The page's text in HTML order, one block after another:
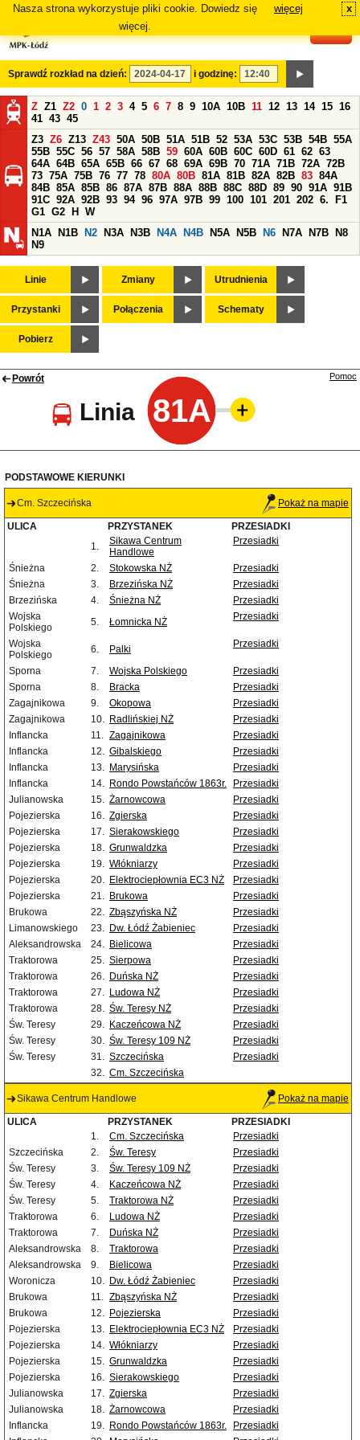
Nasza strona wykorzystuje pliki cookie. Dowiedz się
więcej.
więcej x
Sprawdź rozkład na dzień: i godzinę:
Z Z1 Z2 0 1 2 3 4 5 6 7 8 9 10A 10B 11 12 13 14 15 16
41 43 45
Z3 Z6 Z13 Z43 50A 50B 51A 51B 52 53A 53C 53B 54B 55A
55B 55C 56 57 58A 58B 59 60A 60B 60C 60D 61 62 63
64A 64B 65A 65B 66 67 68 69A 69B 70 71A 71B 72A 72B
73 75A 75B 76 77 78 80A 80B 81A 81B 82A 82B 83 84A
84B 85A 85B 86 87A 87B 88A 88B 88C 88D 89 90 91A 91B
91C 92A 92B 93 94 96 97A 97B 99 100 101 201 202 6.
F1
G1 G2 H
W
N1A
N1B N2 N3A N3B N4A N4B N5A N5B N6 N7A N7B
N8
N9
Linie Zmiany Utrudnienia
Przystanki Połączenia Schematy
Pobierz
Powrót
Linia 81A
Pomoc
PODSTAWOWE KIERUNKI
Cm. Szczecińska Pokaż na mapie
ULICA PRZYSTANEK
PRZESIADKI
1.
Sikawa Centrum
Handlowe
Przesiadki
Śnieżna 2. Stokowska NŻ
Przesiadki
Śnieżna
3. Brzezińska NŻ
Przesiadki
Brzezińska
4. Śnieżna NŻ
Przesiadki
Wojska
Polskiego
5. Łomnicka NŻ Przesiadki
Wojska
Polskiego
6. Palki Przesiadki
Sporna 7. Wojska Polskiego
Przesiadki
Sporna
8. Bracka
Przesiadki
Zagajnikowa
9. Okopowa
Przesiadki
Zagajnikowa
10. Radlińskiej NŻ
Przesiadki
Inflancka
11. Zagajnikowa
Przesiadki
Inflancka
12. Gibalskiego
Przesiadki
Inflancka
13. Marysińska
Przesiadki
Inflancka
14. Rondo Powstańców 1863r.
Przesiadki
Julianowska
15. Żarnowcowa
Przesiadki
Pojezierska
16. Zgierska
Przesiadki
Pojezierska
17. Sierakowskiego
Przesiadki
Pojezierska
18. Grunwaldzka
Przesiadki
Pojezierska
19. Włókniarzy
Przesiadki
Pojezierska
20. Elektrociepłownia EC3 NŻ
Przesiadki
Pojezierska
21. Brukowa
Przesiadki
Brukowa
22. Zbąszyńska NŻ
Przesiadki
Limanowskiego
23. Dw. Łódź Żabieniec
Przesiadki
Aleksandrowska
24. Bielicowa
Przesiadki
Traktorowa
25. Sierpowa
Przesiadki
Traktorowa
26. Duńska NŻ
Przesiadki
Traktorowa
27. Ludowa NŻ
Przesiadki
Traktorowa
28. Św. Teresy NŻ
Przesiadki
Św. Teresy
29. Kaczeńcowa NŻ
Przesiadki
Św. Teresy
30. Św. Teresy 109 NŻ
Przesiadki
Św. Teresy
31. Szczecińska
Przesiadki
32. Cm. Szczecińska
Sikawa Centrum Handlowe Pokaż na mapie
ULICA PRZYSTANEK
PRZESIADKI
1.
Cm. Szczecińska
Przesiadki
Szczecińska
2. Św. Teresy
Przesiadki
Św. Teresy
3. Św. Teresy 109 NŻ
Przesiadki
Św. Teresy
4. Kaczeńcowa NŻ
Przesiadki
Św. Teresy
5. Traktorowa NŻ
Przesiadki
Traktorowa
6. Ludowa NŻ
Przesiadki
Traktorowa
7. Duńska NŻ
Przesiadki
Aleksandrowska
8. Traktorowa
Przesiadki
Aleksandrowska
9. Bielicowa
Przesiadki
Woronicza
10. Dw. Łódź Żabieniec
Przesiadki
Brukowa
11. Zbąszyńska NŻ
Przesiadki
Brukowa
12. Pojezierska
Przesiadki
Pojezierska
13. Elektrociepłownia EC3 NŻ
Przesiadki
Pojezierska
14. Włókniarzy
Przesiadki
Pojezierska
15. Grunwaldzka
Przesiadki
Pojezierska
16. Sierakowskiego
Przesiadki
Julianowska
17. Zgierska
Przesiadki
Julianowska
18. Żarnowcowa
Przesiadki
Inflancka
19. Rondo Powstańców 1863r.
Przesiadki